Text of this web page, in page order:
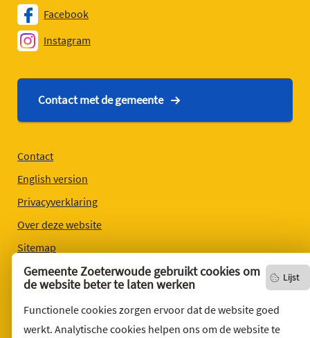
Lijst
Gemeente Zoeterwoude gebruikt cookies om
de website beter te laten werken
Functionele cookies zorgen ervoor dat de website goed
werkt. Analytische cookies helpen ons om de website te
Facebook
Instagram
Contact met de gemeente
Contact
English version
Privacyverklaring
Over deze website
Sitemap
Toegankelijkheid
Klacht indienen
Archief